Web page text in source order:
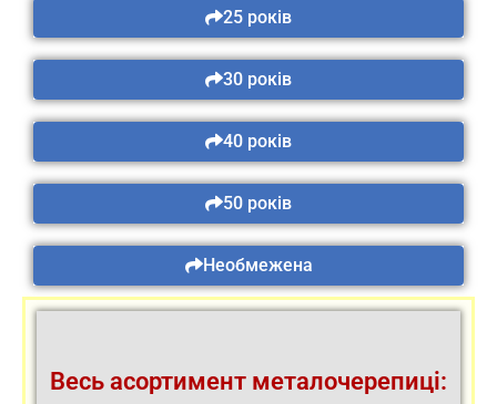
25 років
30 років
40 років
50 років
Необмежена
Весь асортимент металочерепиці: